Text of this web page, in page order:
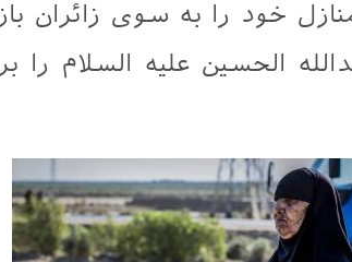
خود را به سوی زائران باز
الحسین علیه السلام را بر